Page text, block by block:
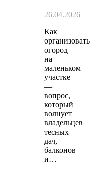
26.04.2026
Как
организовать
огород
на
маленьком
участке
—
вопрос,
который
волнует
владельцев
тесных
дач,
балконов
и…